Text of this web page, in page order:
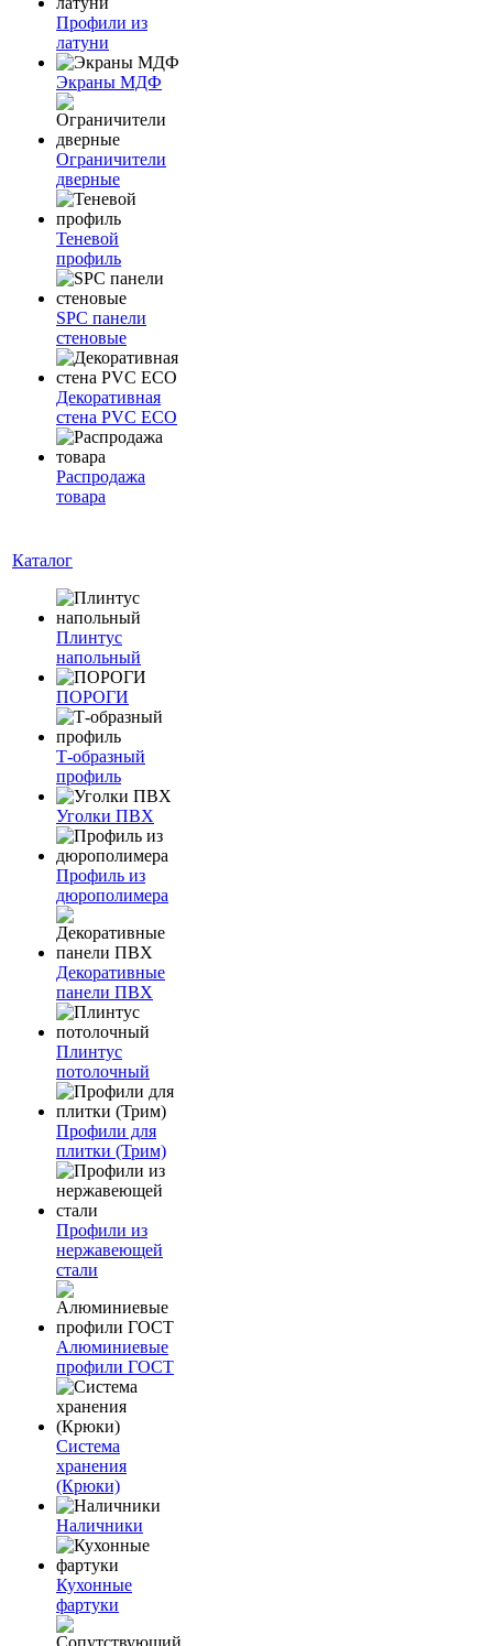
Профили из
латуни
Экраны МДФ
Ограничители
дверные
Теневой
профиль
SPC панели
стеновые
Декоративная
стена PVC ECO
Распродажа
товара
Каталог
Плинтус
напольный
ПОРОГИ
Т-образный
профиль
Уголки ПВХ
Профиль из
дюрополимера
Декоративные
панели ПВХ
Плинтус
потолочный
Профили для
плитки (Трим)
Профили из
нержавеющей
стали
Алюминиевые
профили ГОСТ
Система
хранения
(Крюки)
Наличники
Кухонные
фартуки